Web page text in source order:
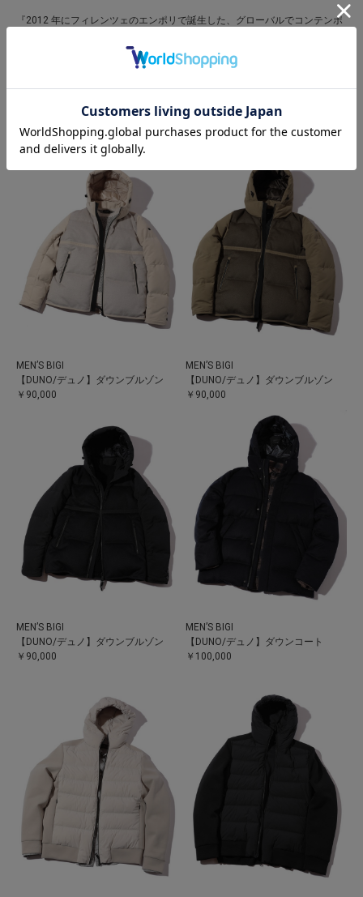
『2012 年にフィレンツェのエンポリで誕生した、グローバルでコンテンポ
伝統的なテイラリング 技術 と、リサーチに裏付けられた創造的 でダイナミ
ックなデザインが融合したコレクションを展開している』
そんなデュノのメンズビギセレクトがこちら！
MEN’S BIGI
【DUNO/デュノ】ダウンブルゾン
￥90,000
MEN’S BIGI
【DUNO/デュノ】ダウンブルゾン
￥90,000
MEN’S BIGI
【DUNO/デュノ】ダウンブルゾン
￥90,000
MEN’S BIGI
【DUNO/デュノ】ダウンコート
￥100,000